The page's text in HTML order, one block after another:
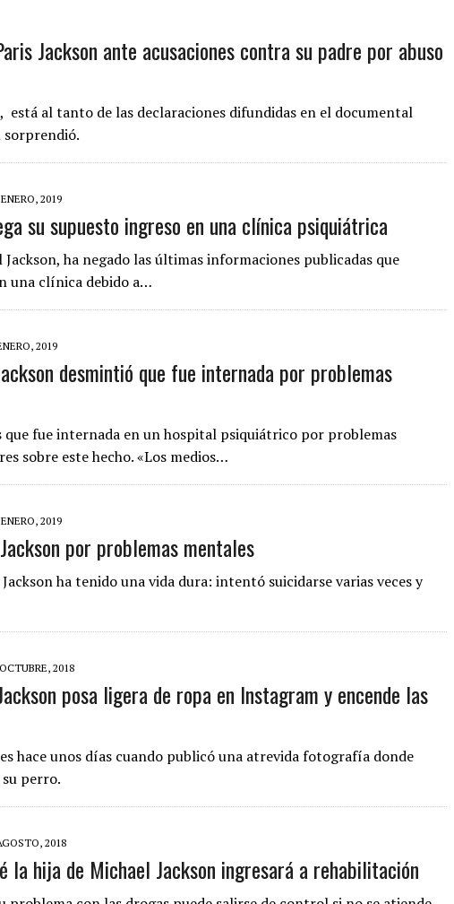
Jackson ante acusaciones contra su padre por abuso
está al tanto de las declaraciones difundidas en el documental
sorprendió.
2019
su supuesto ingreso en una clínica psiquiátrica
Jackson, ha negado las últimas informaciones publicadas que
una clínica debido a…
2019
desmintió que fue internada por problemas
que fue internada en un hospital psiquiátrico por problemas
sobre este hecho. «Los medios…
2019
por problemas mentales
ha tenido una vida dura: intentó suicidarse varias veces y
2018
posa ligera de ropa en Instagram y encende las
hace unos días cuando publicó una atrevida fotografía donde
perro.
2018
la hija de Michael Jackson ingresará a rehabilitación